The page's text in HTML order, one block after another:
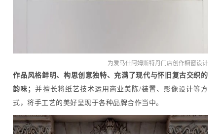
为爱马仕阿姆斯特丹门店创作橱窗设计
作品风格鲜明、构思创意独特、充满了现代与怀旧复古交织的
韵味； 并擅长将纸艺技术运用商业美陈/装置、影像设计等方
式，将手工艺的美好呈现于各种品牌合作当中。